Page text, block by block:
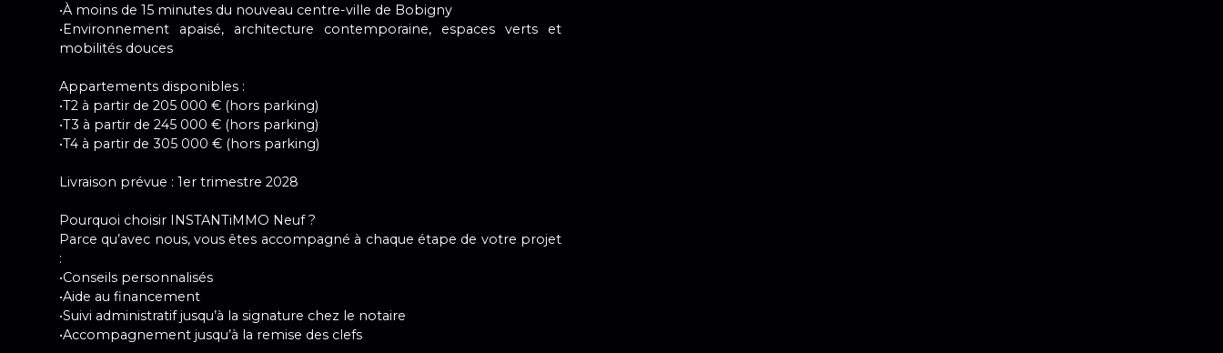
•À moins de 15 minutes du nouveau centre-ville de Bobigny
•Environnement apaisé, architecture contemporaine, espaces verts et
mobilités douces
Appartements disponibles :
•T2 à partir de 205 000 € (hors parking)
•T3 à partir de 245 000 € (hors parking)
•T4 à partir de 305 000 € (hors parking)
Livraison prévue : 1er trimestre 2028
Pourquoi choisir INSTANTiMMO Neuf ?
Parce qu’avec nous, vous êtes accompagné à chaque étape de votre projet
:
•Conseils personnalisés
•Aide au financement
•Suivi administratif jusqu’à la signature chez le notaire
•Accompagnement jusqu’à la remise des clefs